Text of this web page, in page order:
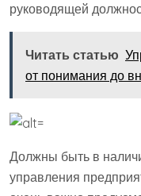
руководящей
Читать статью
от понимания до
Должны быть в
управления